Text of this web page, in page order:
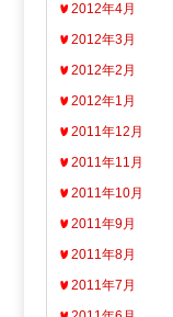
2012年4月
2012年3月
2012年2月
2012年1月
2011年12月
2011年11月
2011年10月
2011年9月
2011年8月
2011年7月